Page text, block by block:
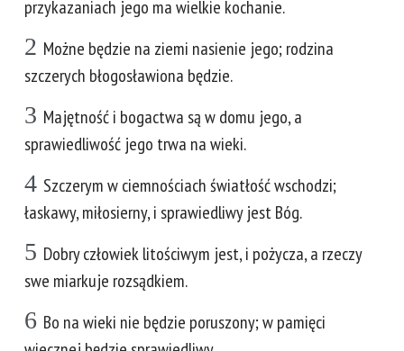
przykazaniach jego ma wielkie kochanie.
2 Możne będzie na ziemi nasienie jego; rodzina
szczerych błogosławiona będzie.
3 Majętność i bogactwa są w domu jego, a
sprawiedliwość jego trwa na wieki.
4 Szczerym w ciemnościach światłość wschodzi;
łaskawy, miłosierny, i sprawiedliwy jest Bóg.
5 Dobry człowiek litościwym jest, i pożycza, a rzeczy
swe miarkuje rozsądkiem.
6 Bo na wieki nie będzie poruszony; w pamięci